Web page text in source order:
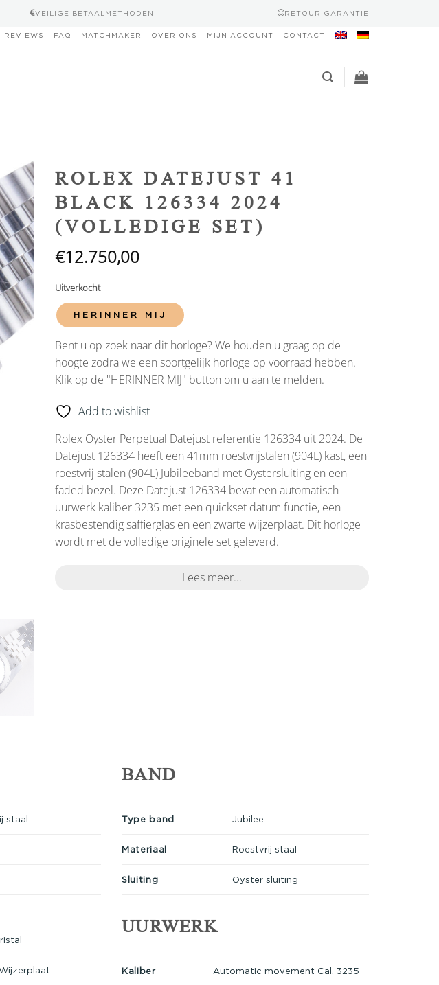
VEILIGE BETAALMETHODEN RETOUR GARANTIE
REVIEWS FAQ MATCHMAKER OVER ONS MIJN ACCOUNT CONTACT
Add to
ROLEX DATEJUST 41
BLACK 126334 2024
(VOLLEDIGE SET)
€12.750,00
Uitverkocht
HERINNER MIJ
Bent u op zoek naar dit horloge? We houden u graag op de
hoogte zodra we een soortgelijk horloge op voorraad hebben.
Klik op de "HERINNER MIJ" button om u aan te melden.
Add to wishlist
Rolex Oyster Perpetual Datejust referentie 126334 uit 2024. De
Datejust 126334 heeft een 41mm roestvrijstalen (904L) kast, een
roestvrij stalen (904L) Jubileeband met Oystersluiting en een
faded bezel. Deze Datejust 126334 bevat een automatisch
uurwerk kaliber 3235 met een quickset datum functie, een
krasbestendig saffierglas en een zwarte wijzerplaat. Dit horloge
wordt met de volledige originele set geleverd.
Lees meer...
staal
BAND
Type band Jubilee
Materiaal Roestvrij staal
Sluiting Oyster sluiting
UURWERK
Kaliber Automatic movement Cal. 3235